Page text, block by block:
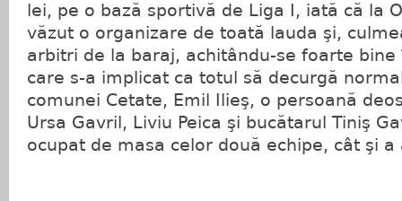
lei, pe o bază sportivă de Liga I, iată că la
văzut o organizare de toată lauda şi,
arbitri de la baraj, achitându-se foarte bine
care s-a implicat ca totul să decurgă
comunei Cetate, Emil Ilieş, o persoană
Ursa Gavril, Liviu Peica şi bucătarul Tiniş
ocupat de masa celor două echipe, cât şi a